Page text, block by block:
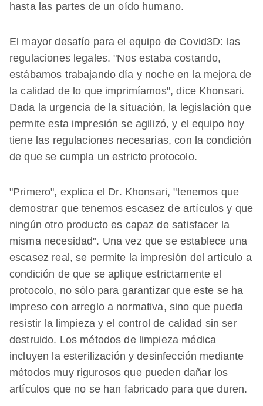
hasta las partes de un oído humano.
El mayor desafío para el equipo de Covid3D: las
regulaciones legales. "Nos estaba costando,
estábamos trabajando día y noche en la mejora de
la calidad de lo que imprimíamos", dice Khonsari.
Dada la urgencia de la situación, la legislación que
permite esta impresión se agilizó, y el equipo hoy
tiene las regulaciones necesarias, con la condición
de que se cumpla un estricto protocolo.
"Primero", explica el Dr. Khonsari, "tenemos que
demostrar que tenemos escasez de artículos y que
ningún otro producto es capaz de satisfacer la
misma necesidad". Una vez que se establece una
escasez real, se permite la impresión del artículo a
condición de que se aplique estrictamente el
protocolo, no sólo para garantizar que este se ha
impreso con arreglo a normativa, sino que pueda
resistir la limpieza y el control de calidad sin ser
destruido. Los métodos de limpieza médica
incluyen la esterilización y desinfección mediante
métodos muy rigurosos que pueden dañar los
artículos que no se han fabricado para que duren.